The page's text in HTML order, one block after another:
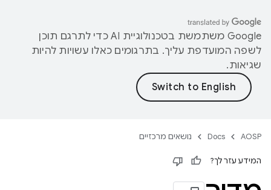
‫Google משתמשת בטכנולוגיית AI כדי לתרגם תוכן
לשפה המועדפת עליך. בתרגומים כאלו עשויות להיות
שגיאות.
AOSP
Docs נושאים מרכזיים
המידע עזר לך?